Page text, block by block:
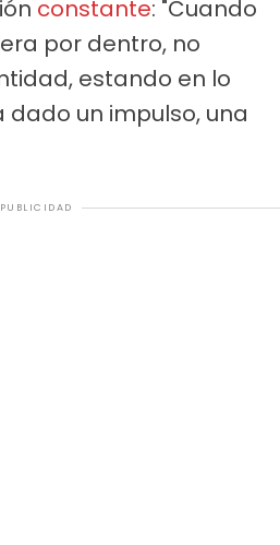
constante: "Cuando
por dentro, no
estando en lo
un impulso, una
PUBLICIDAD